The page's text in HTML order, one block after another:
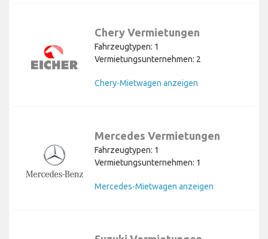
Chery Vermietungen
Fahrzeugtypen: 1
Vermietungsunternehmen: 2
Chery-Mietwagen anzeigen
Mercedes Vermietungen
Fahrzeugtypen: 1
Vermietungsunternehmen: 1
Mercedes-Mietwagen anzeigen